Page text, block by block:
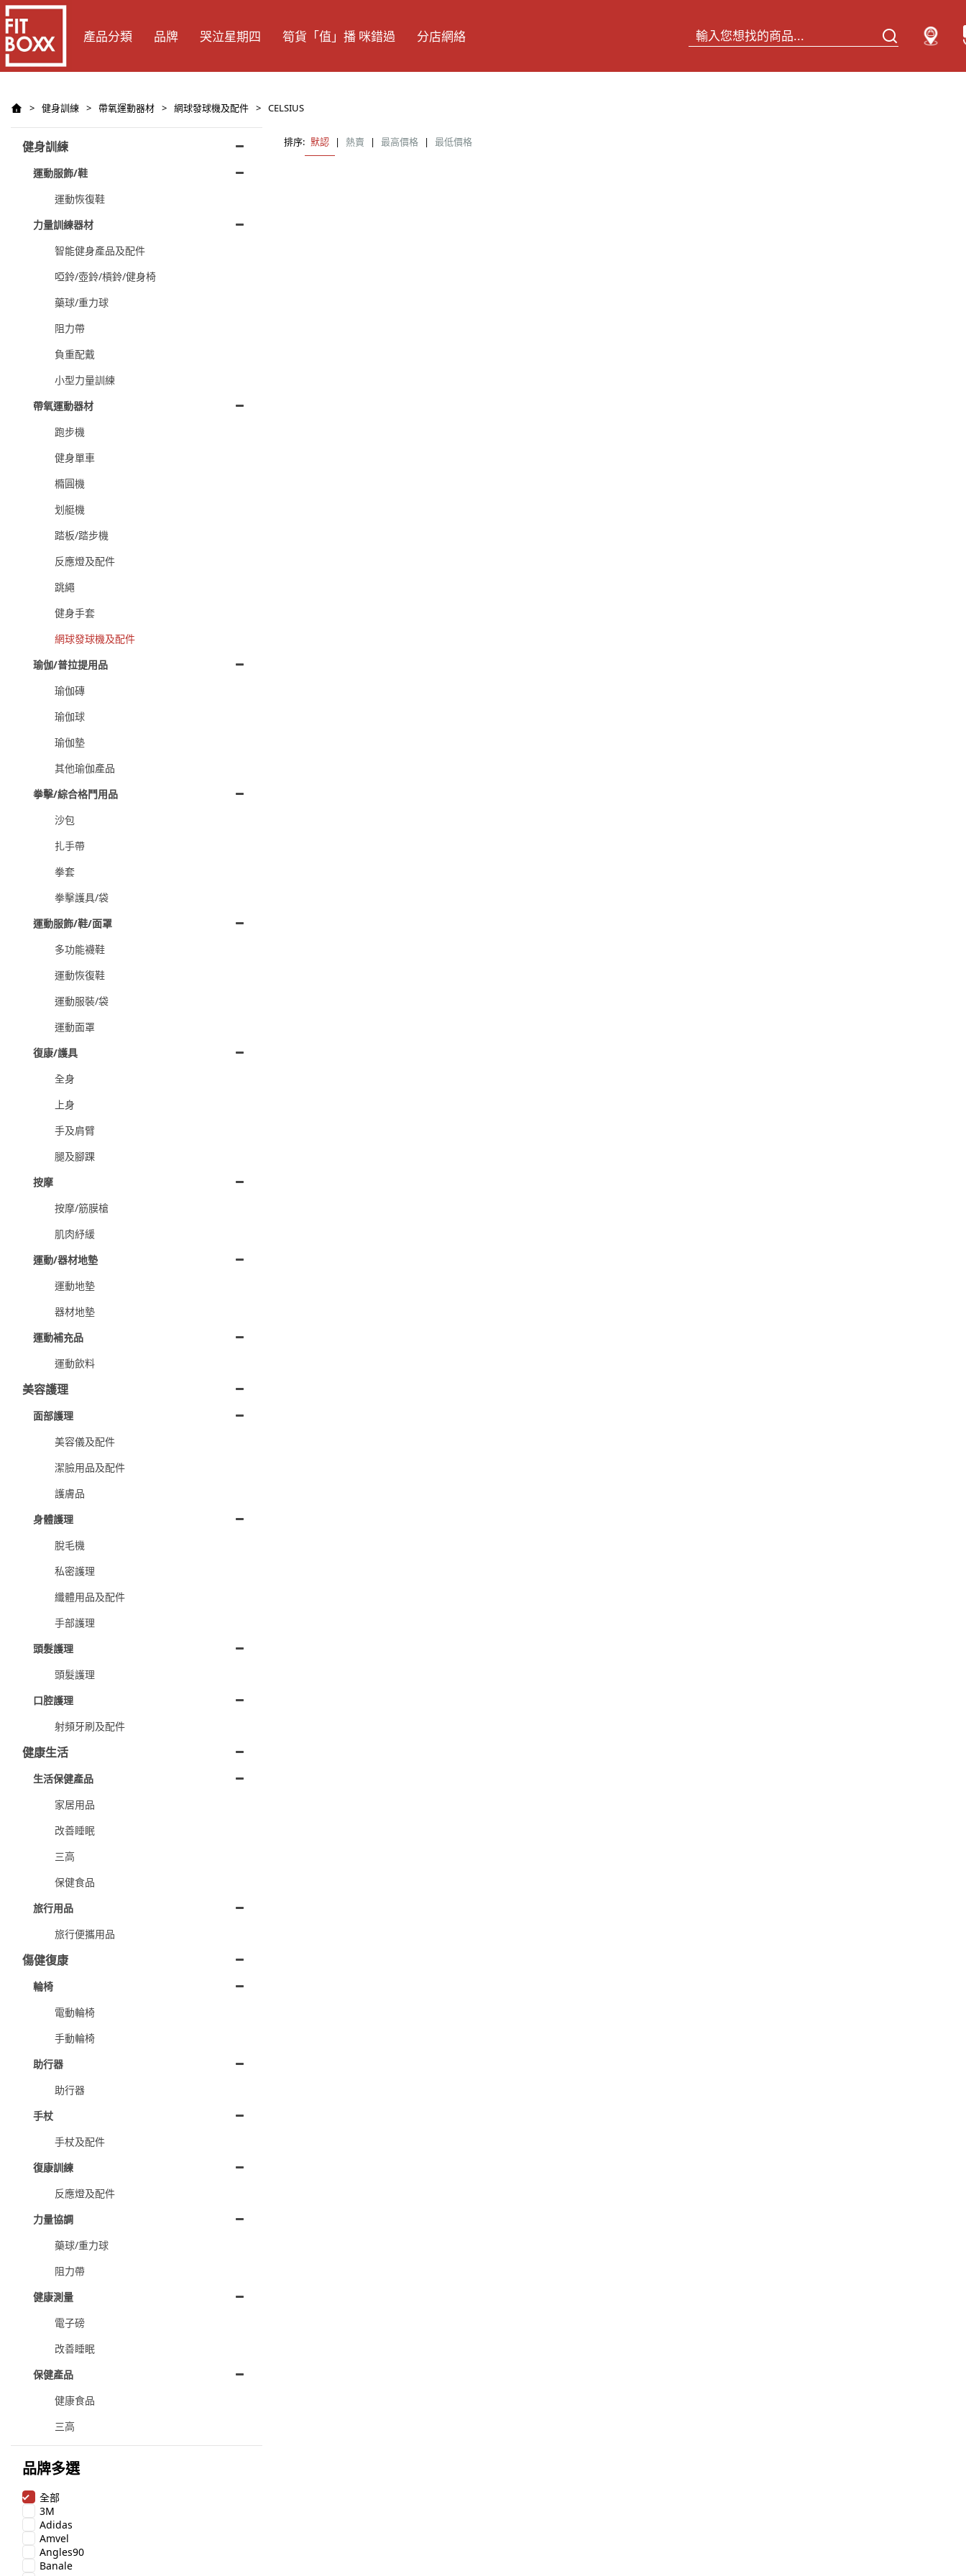
產品分類 品牌 哭泣星期四 筍貨「值」播 咪錯過 分店網絡
> 健身訓練 > 帶氧運動器材 > 網球發球機及配件 > CELSIUS
健身訓練
運動服飾/鞋
運動恢復鞋
力量訓練器材
智能健身產品及配件
啞鈴/壺鈴/槓鈴/健身椅
藥球/重力球
阻力帶
負重配戴
小型力量訓練
帶氧運動器材
跑步機
健身單車
橢圓機
划艇機
踏板/踏步機
反應燈及配件
跳繩
健身手套
網球發球機及配件
瑜伽/普拉提用品
瑜伽磚
瑜伽球
瑜伽墊
其他瑜伽產品
拳擊/綜合格鬥用品
沙包
扎手帶
拳套
拳擊護具/袋
運動服飾/鞋/面罩
多功能襪鞋
運動恢復鞋
運動服裝/袋
運動面罩
復康/護具
全身
上身
手及肩臂
腿及腳踝
按摩
按摩/筋膜槍
肌肉紓緩
運動/器材地墊
運動地墊
器材地墊
運動補充品
運動飲料
美容護理
面部護理
美容儀及配件
潔臉用品及配件
護膚品
身體護理
脫毛機
私密護理
纖體用品及配件
手部護理
頭髮護理
頭髮護理
口腔護理
射頻牙刷及配件
健康生活
生活保健產品
家居用品
改善睡眠
三高
保健食品
旅行用品
旅行便攜用品
傷健復康
輪椅
電動輪椅
手動輪椅
助行器
助行器
手杖
手杖及配件
復康訓練
反應燈及配件
力量協調
藥球/重力球
阻力帶
健康測量
電子磅
改善睡眠
保健產品
健康食品
三高
品牌多選
全部
3M
Adidas
Amvel
Angles90
Banale
排序: 默認 | 熱賣 | 最高價格 | 最低價格